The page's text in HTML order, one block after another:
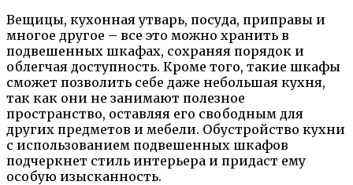
Вещицы, кухонная утварь, посуда, приправы и
многое другое – все это можно хранить в
подвешенных шкафах, сохраняя порядок и
облегчая доступность. Кроме того, такие шкафы
сможет позволить себе даже небольшая кухня,
так как они не занимают полезное
пространство, оставляя его свободным для
других предметов и мебели. Обустройство кухни
с использованием подвешенных шкафов
подчеркнет стиль интерьера и придаст ему
особую изысканность.